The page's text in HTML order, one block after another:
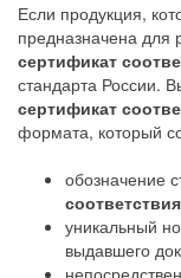
Если продукция,
предназначена для
сертификат
стандарта России.
сертификат
формата, который
обозначение
уникальный
выдавшего